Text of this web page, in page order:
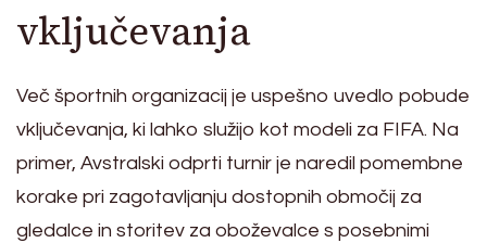
vključevanja
Več športnih organizacij je uspešno uvedlo pobude
vključevanja, ki lahko služijo kot modeli za FIFA. Na
primer, Avstralski odprti turnir je naredil pomembne
korake pri zagotavljanju dostopnih območij za
gledalce in storitev za oboževalce s posebnimi